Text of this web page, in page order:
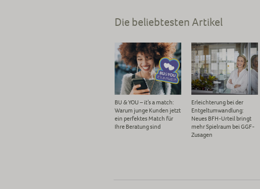
Die beliebtesten Artikel
BU & YOU – it’s a match:
Warum junge Kunden jetzt
ein perfektes Match für
Ihre Beratung sind
Erleichterung bei der
Entgeltumwandlung:
Neues BFH-Urteil bringt
mehr Spielraum bei GGF-
Zusagen